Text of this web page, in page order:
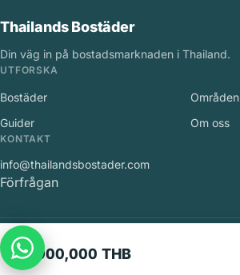
21,900,000 THB
Thailands Bostäder
Din väg in på bostadsmarknaden i Thailand.
UTFORSKA
Bostäder
Områden
Guider
Om oss
KONTAKT
info@thailandsbostader.com
Förfrågan
© 2026 Thailands Bostäder
Integritetspolicy·Användarvillkor